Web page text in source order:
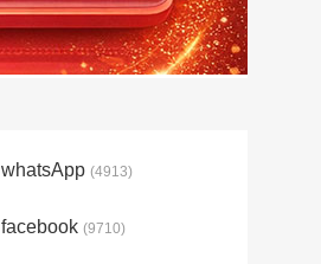
whatsApp (4913)
facebook (9710)